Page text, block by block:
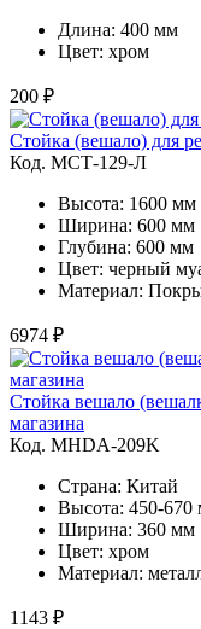
Длина: 400 мм
Цвет: хром
200 ₽
Стойка (вешало) для
Код. MСТ-129-Л
Высота: 1600 мм
Ширина: 600 мм
Глубина: 600 мм
Цвет: черный
Материал:
6974 ₽
Стойка вешало
магазина
Код. MHDA-209K
Страна: Китай
Высота: 450-670
Ширина: 360 мм
Цвет: хром
Материал:
1143 ₽